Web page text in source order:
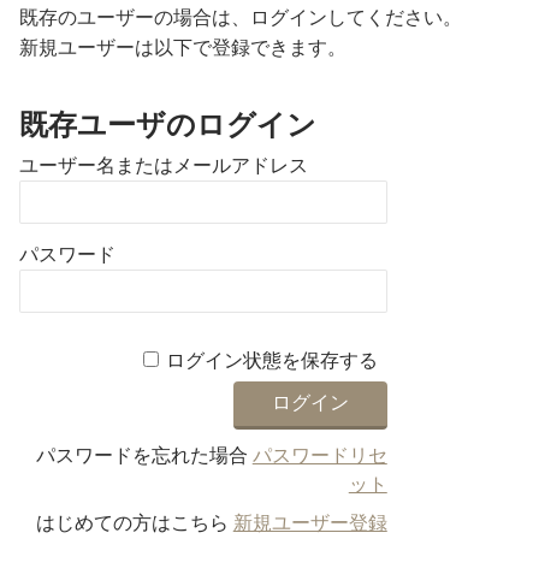
既存のユーザーの場合は、ログインしてください。
新規ユーザーは以下で登録できます。
既存ユーザのログイン
ユーザー名またはメールアドレス
パスワード
ログイン状態を保存する
パスワードを忘れた場合 パスワードリセ
ット
はじめての方はこちら 新規ユーザー登録